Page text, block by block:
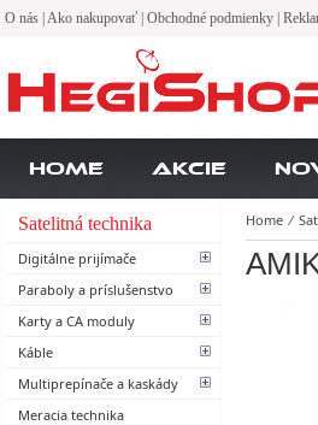
O nás Ako nakupovať Obchodné podmienky
Home Akcie
Satelitná technika
Digitálne prijímače
Paraboly a príslušenstvo
Karty a CA moduly
Káble
Multiprepínače a kaskády
Meracia technika
Home ⁄